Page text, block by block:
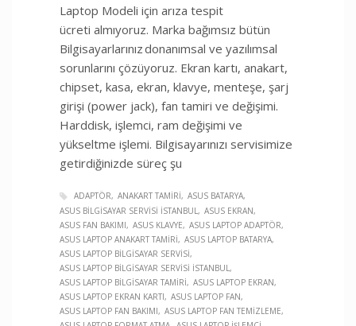
Laptop Modeli için arıza tespit
ücreti almıyoruz. Marka bağımsız bütün
Bilgisayarlarınız donanımsal ve yazılımsal
sorunlarını çözüyoruz. Ekran kartı, anakart,
chipset, kasa, ekran, klavye, menteşe, şarj
girişi (power jack), fan tamiri ve değişimi.
Harddisk, işlemci, ram değişimi ve
yükseltme işlemi. Bilgisayarınızı servisimize
getirdiğinizde süreç şu
ADAPTÖR ANAKART TAMIRI
ASUS BATARYA
ASUS BILGISAYAR SERVISI İSTANBUL ASUS EKRAN
ASUS FAN BAKIMI
ASUS KLAVYE
ASUS LAPTOP ADAPTÖR
ASUS LAPTOP ANAKART TAMIRI
ASUS LAPTOP BATARYA
ASUS LAPTOP BILGISAYAR SERVISI
ASUS LAPTOP BILGISAYAR SERVISI İSTANBUL
ASUS LAPTOP BILGISAYAR TAMIRI
ASUS LAPTOP EKRAN
ASUS LAPTOP EKRAN KARTI
ASUS LAPTOP FAN
ASUS LAPTOP FAN BAKIMI
ASUS LAPTOP FAN TEMIZLEME